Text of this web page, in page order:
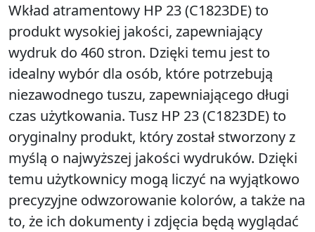
Wkład atramentowy HP 23 (C1823DE) to
produkt wysokiej jakości, zapewniający
wydruk do 460 stron. Dzięki temu jest to
idealny wybór dla osób, które potrzebują
niezawodnego tuszu, zapewniającego długi
czas użytkowania. Tusz HP 23 (C1823DE) to
oryginalny produkt, który został stworzony z
myślą o najwyższej jakości wydruków. Dzięki
temu użytkownicy mogą liczyć na wyjątkowo
precyzyjne odwzorowanie kolorów, a także na
to, że ich dokumenty i zdjęcia będą wyglądać